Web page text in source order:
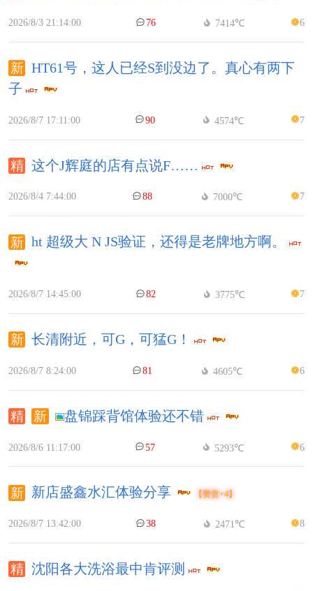
2026/8/3 21:14:00 76 7414℃ 6
HT61号，这人已经S到没边了。真心有两下
子
2026/8/7 17:11:00 90 4574℃ 7
这个J辉庭的店有点说F……
2026/8/4 7:44:00 88 7000℃ 7
ht 超级大 N JS验证，还得是老牌地方啊。
2026/8/7 14:45:00 82 3775℃ 7
长清附近，可G，可猛G！
2026/8/7 8:24:00 81 4605℃ 6
盘锦踩背馆体验还不错
2026/8/6 11:17:00 57 5293℃ 6
新店盛鑫水汇体验分享 【赞赏+4】
2026/8/7 13:42:00 38 2471℃ 8
沈阳各大洗浴最中肯评测